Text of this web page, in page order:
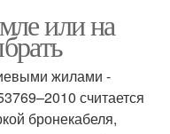
или на
жилами -
считается
бронекабеля,